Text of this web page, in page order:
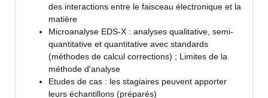
des interactions entre le faisceau électronique et la
matière
Microanalyse EDS-X : analyses qualitative, semi-
quantitative et quantitative avec standards
(méthodes de calcul corrections) ; Limites de la
méthode d'analyse
Etudes de cas : les stagiaires peuvent apporter
leurs échantillons (préparés)